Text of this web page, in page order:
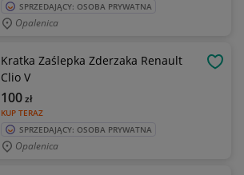
SPRZEDAJĄCY: OSOBA PRYWATNA
Opalenica
Kratka Zaślepka Zderzaka Renault
Clio V
KUP TERAZ
100zł
SPRZEDAJĄCY: OSOBA PRYWATNA
Opalenica